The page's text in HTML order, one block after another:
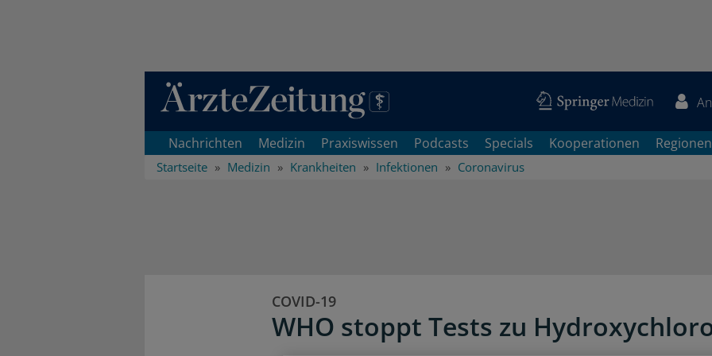
Direkt zum Inhaltsbereich
Nachrichten Medizin Praxiswissen Podcasts Specials Kooperationen Regionen
Startseite Medizin Krankheiten Infektionen Coronavirus
COVID-19
WHO stoppt Tests zu